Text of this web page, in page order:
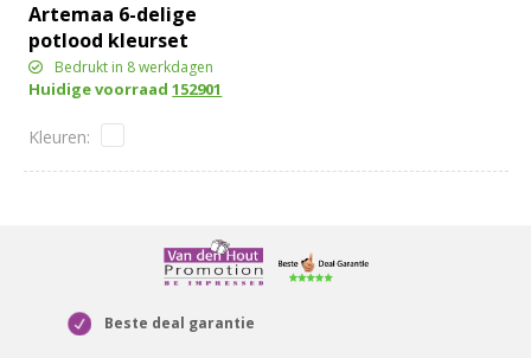
Artemaa 6-delige
potlood kleurset
Bedrukt in 8 werkdagen
Huidige voorraad152901
Beste deal garantie